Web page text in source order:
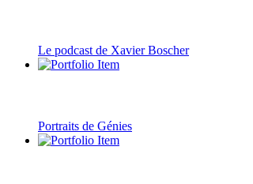
Le podcast de Xavier Boscher
Portraits de Génies